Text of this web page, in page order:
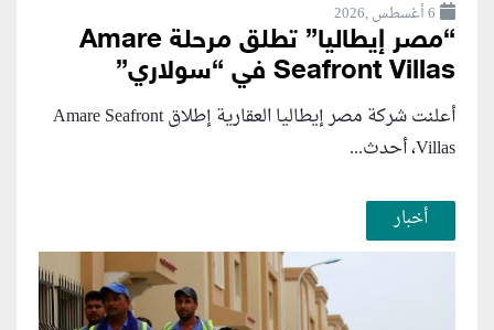
6 أغسطس ,2026
“مصر إيطاليا” تطلق مرحلة Amare
Seafront Villas في “سولاري”
أعلنت شركة مصر إيطاليا العقارية إطلاق Amare Seafront
Villas، أحدث...
أخبار